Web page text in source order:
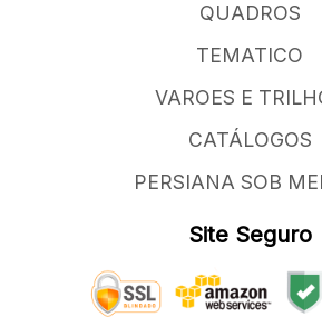
QUADROS
TEMATICO
VAROES E
CATÁLOGOS
PERSIANA SOB
Site Seguro